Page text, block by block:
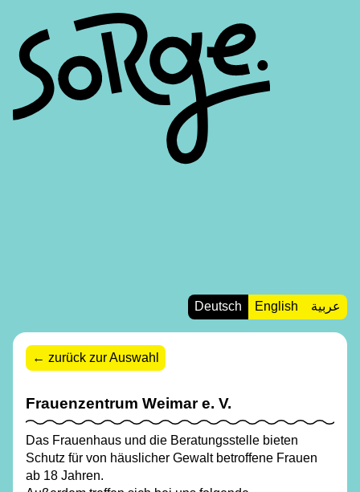
Deutsch English عربية
zurück zur Auswahl
Frauenzentrum Weimar e. V.
Das Frauenhaus und die Beratungsstelle bieten
Schutz für von häuslicher Gewalt betroffene Frauen
ab 18 Jahren.